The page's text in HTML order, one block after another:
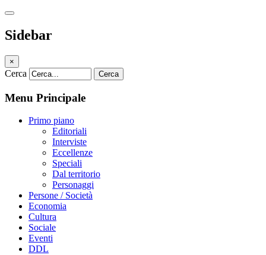
Sidebar
×
Cerca Cerca
Menu Principale
Primo piano
Editoriali
Interviste
Eccellenze
Speciali
Dal territorio
Personaggi
Persone / Società
Economia
Cultura
Sociale
Eventi
DDL